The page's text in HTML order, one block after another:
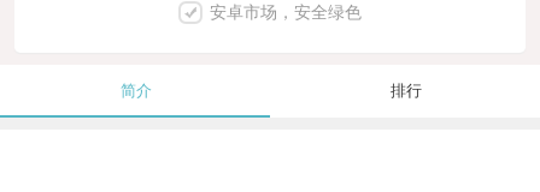
安卓市场，安全绿色
简介 排行